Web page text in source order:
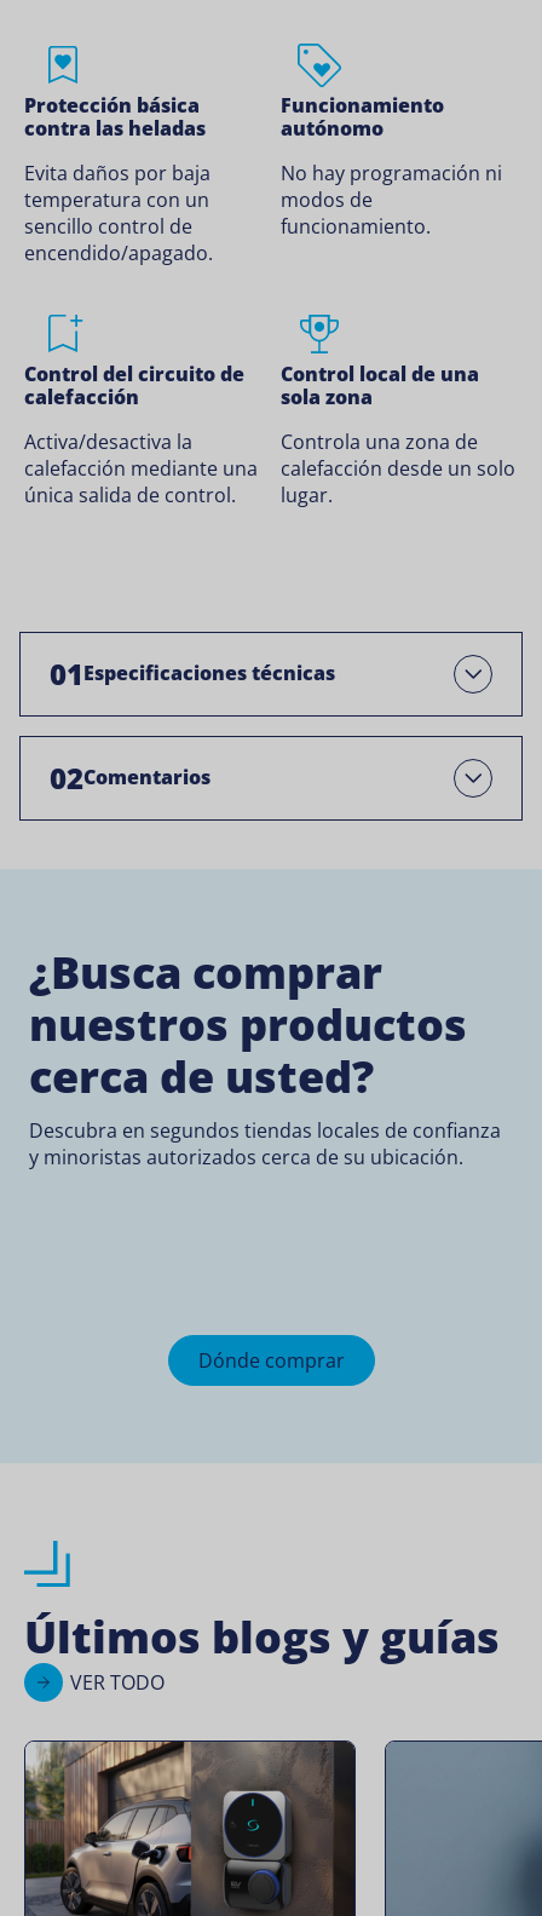
Protección básica
contra las heladas
Evita daños por baja
temperatura con un
sencillo control de
encendido/apagado.
Funcionamiento
autónomo
No hay programación ni
modos de
funcionamiento.
Control del circuito de
calefacción
Activa/desactiva la
calefacción mediante una
única salida de control.
Control local de una
sola zona
Controla una zona de
calefacción desde un solo
lugar.
01Especificaciones técnicas Abre
02Comentarios Open
¿Busca comprar
nuestros productos
cerca de usted?
Descubra en segundos tiendas locales de confianza
y minoristas autorizados cerca de su ubicación.
Dónde comprar
Últimos blogs y guías
VER TODO